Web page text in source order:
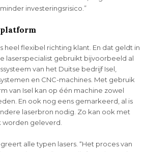
investeringsrisico.”
heel flexibel richting klant. En dat geldt in
laserspecialist gebruikt bijvoorbeeld al
van het Duitse bedrijf Isel,
en CNC-machines. Met gebruik
van Isel kan op één machine zowel
En ook nog eens gemarkeerd, al is
laserbron nodig. Zo kan ook met
geleverd.
alle typen lasers. “Het proces van